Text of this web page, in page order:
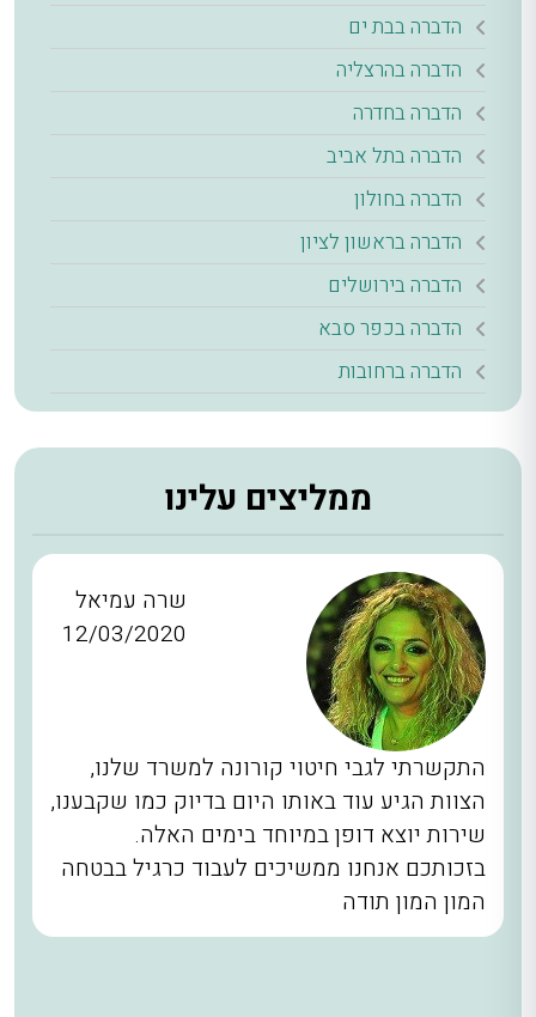
הדברה בבת ים
הדברה בהרצליה
הדברה בחדרה
הדברה בתל אביב
הדברה בחולון
הדברה בראשון לציון
הדברה בירושלים
הדברה בכפר סבא
הדברה ברחובות
ממליצים עלינו
שרה עמיאל
12/03/2020
התקשרתי לגבי חיטוי קורונה למשרד שלנו,
הצוות הגיע עוד באותו היום בדיוק כמו שקבענו,
שירות יוצא דופן במיוחד בימים האלה.
בזכותכם אנחנו ממשיכים לעבוד כרגיל בבטחה
המון המון תודה